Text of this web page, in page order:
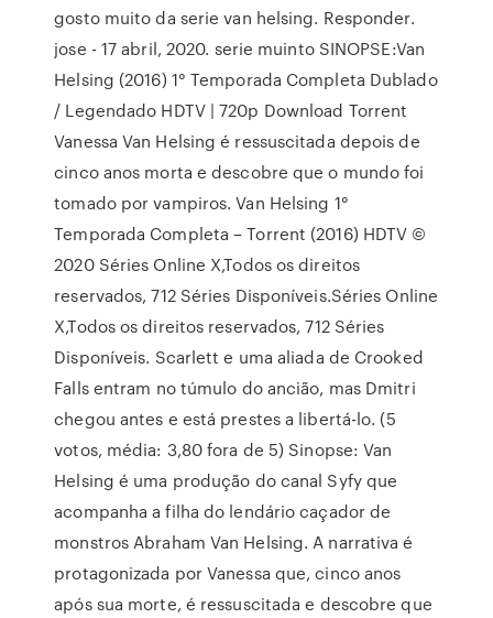
gosto muito da serie van helsing. Responder.
jose - 17 abril, 2020. serie muinto SINOPSE:Van
Helsing (2016) 1° Temporada Completa Dublado
/ Legendado HDTV | 720p Download Torrent
Vanessa Van Helsing é ressuscitada depois de
cinco anos morta e descobre que o mundo foi
tomado por vampiros. Van Helsing 1°
Temporada Completa – Torrent (2016) HDTV ©
2020 Séries Online X,Todos os direitos
reservados, 712 Séries Disponíveis.Séries Online
X,Todos os direitos reservados, 712 Séries
Disponíveis. Scarlett e uma aliada de Crooked
Falls entram no túmulo do ancião, mas Dmitri
chegou antes e está prestes a libertá-lo. (5
votos, média: 3,80 fora de 5) Sinopse: Van
Helsing é uma produção do canal Syfy que
acompanha a filha do lendário caçador de
monstros Abraham Van Helsing. A narrativa é
protagonizada por Vanessa que, cinco anos
após sua morte, é ressuscitada e descobre que